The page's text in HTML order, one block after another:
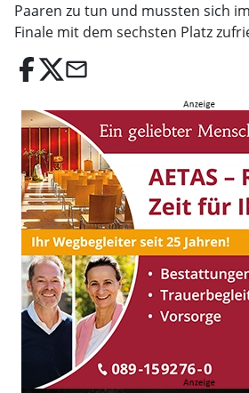
Paaren zu tun und mussten sich
Finale mit dem sechsten Platz
email